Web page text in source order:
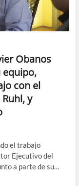
Obanos
equipo,
con el
y
el trabajo
Ejecutivo del
a parte de su…